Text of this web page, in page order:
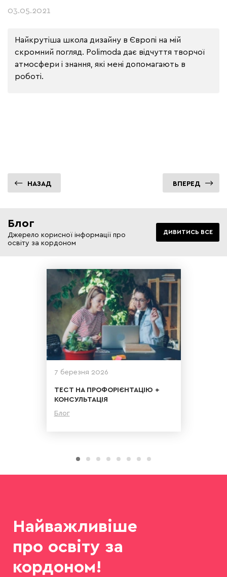
03.05.2021
Найкрутіша школа дизайну в Європі на мій
скромний погляд. Polimoda дає відчуття творчої
атмосфери і знання, які мені допомагають в
роботі.
НАЗАД ВПЕРЕД
Блог
Джерело корисної інформації про
освіту за кордоном
ДИВИТИСЬ ВСЕ
7 березня 2026
ТЕСТ НА ПРОФОРІЄНТАЦІЮ +
КОНСУЛЬТАЦІЯ
Блог
Найважливіше
про освіту за
кордоном!